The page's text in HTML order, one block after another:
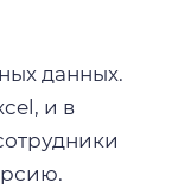
данных.
и в